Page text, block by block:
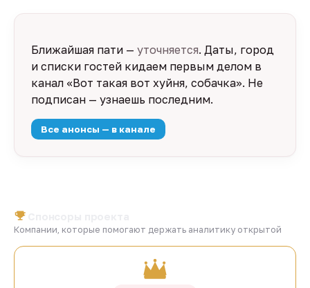
Ближайшая пати — уточняется. Даты, город
и списки гостей кидаем первым делом в
канал «Вот такая вот хуйня, собачка». Не
подписан — узнаешь последним.
Все анонсы — в канале
Компании, которые помогают держать аналитику открытой